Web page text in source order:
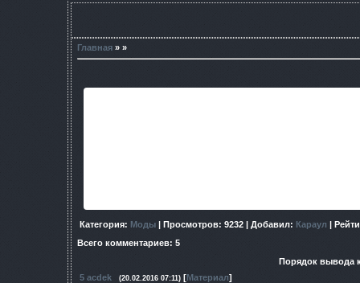
Главная » »
Категория: Моды | Просмотров: 9232 | Добавил: Караул |
Всего комментариев: 5
Порядок вывода
5 acdek (20.02.2016 07:11) [Материал]